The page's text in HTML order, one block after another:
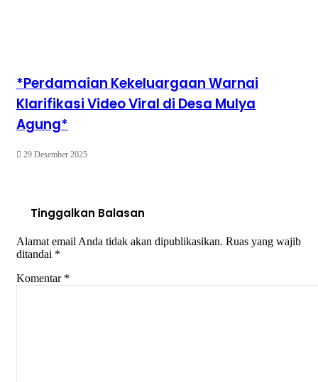
*Perdamaian Kekeluargaan Warnai
Klarifikasi Video Viral di Desa Mulya
Agung*
29 Desember 2025
Tinggalkan Balasan
Alamat email Anda tidak akan dipublikasikan. Ruas yang wajib
ditandai *
Komentar *